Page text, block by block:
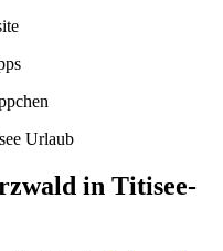
Urlaub
in Titisee-